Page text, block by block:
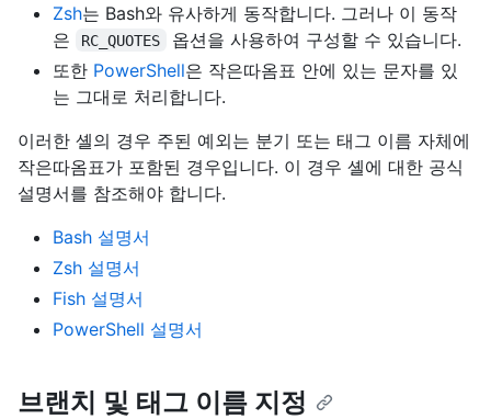
Zsh는 Bash와 유사하게 동작합니다. 그러나 이 동작
은
RC_QUOTES
옵션을 사용하여 구성할 수 있습니다.
또한 PowerShell은 작은따옴표 안에 있는 문자를 있
는 그대로 처리합니다.
이러한 셸의 경우 주된 예외는 분기 또는 태그 이름 자체에
작은따옴표가 포함된 경우입니다. 이 경우 셸에 대한 공식
설명서를 참조해야 합니다.
Bash 설명서
Zsh 설명서
Fish 설명서
PowerShell 설명서
브랜치 및 태그 이름 지정